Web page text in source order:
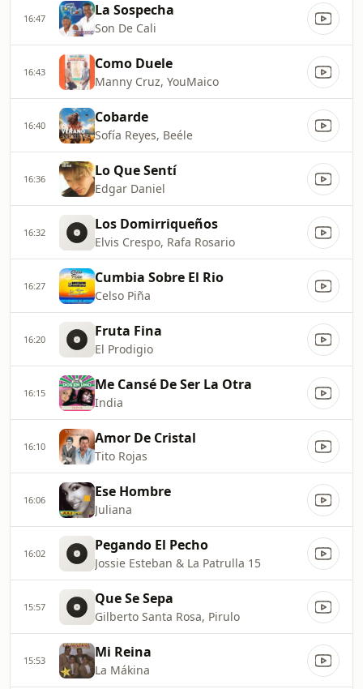
16:47 La Sospecha
Son De Cali
16:43 Como Duele
Manny Cruz, YouMaico
16:40 Cobarde
Sofía Reyes, Beéle
16:36 Lo Que Sentí
Edgar Daniel
16:32 Los Domirriqueños
Elvis Crespo, Rafa Rosario
16:27 Cumbia Sobre El Rio
Celso Piña
16:20 Fruta Fina
El Prodigio
16:15 Me Cansé De Ser La Otra
India
16:10 Amor De Cristal
Tito Rojas
16:06 Ese Hombre
Juliana
16:02 Pegando El Pecho
Jossie Esteban & La Patrulla 15
15:57 Que Se Sepa
Gilberto Santa Rosa, Pirulo
15:53 Mi Reina
La Mákina